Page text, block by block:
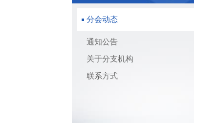
分会动态
通知公告
关于分支机构
联系方式